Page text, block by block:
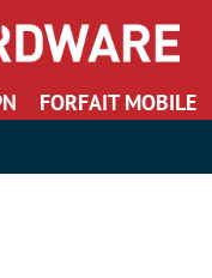
FORFAIT MOBILE